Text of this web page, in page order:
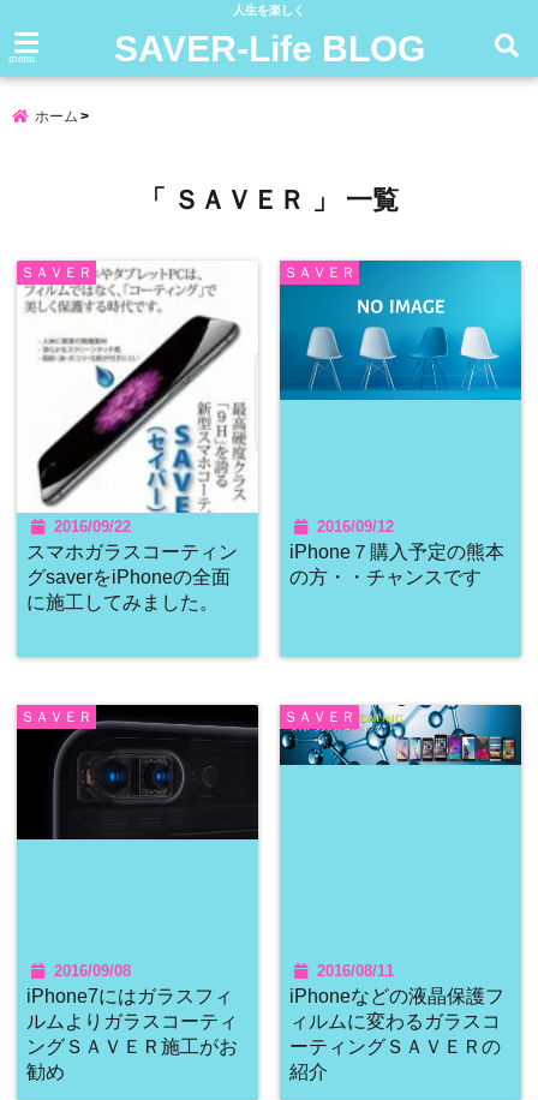
人生を楽しく
menu SAVER-Life BLOG
ホーム
「 ＳＡＶＥＲ 」 一覧
ＳＡＶＥＲ
2016/09/22
スマホガラスコーティン
グsaverをiPhoneの全面
に施工してみました。
ＳＡＶＥＲ
2016/09/12
iPhone７購入予定の熊本
の方・・チャンスです
ＳＡＶＥＲ
2016/09/08
iPhone7にはガラスフィ
ルムよりガラスコーティ
ングＳＡＶＥＲ施工がお
勧め
ＳＡＶＥＲ
2016/08/11
iPhoneなどの液晶保護フ
ィルムに変わるガラスコ
ーティングＳＡＶＥＲの
紹介